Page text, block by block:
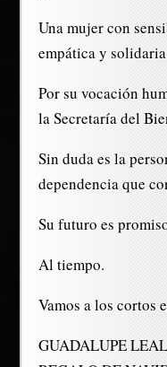
Una mujer con
empática y
Por su vocación
la Secretaría del
Sin duda es la
dependencia que
Su futuro es
Al tiempo.
Vamos a los cortos
GUADALUPE